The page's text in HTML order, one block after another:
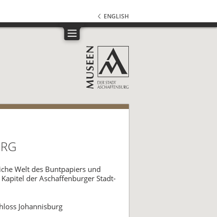
ENGLISH
Welt des Buntpapiers und
der Aschaffenburger Stadt-
Johannisburg